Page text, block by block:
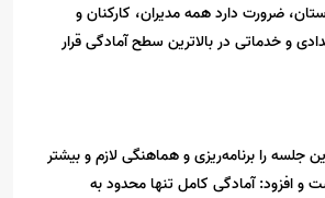
ضرورت دارد همه مدیران، کارکنان و
و خدماتی در بالاترین سطح آمادگی قرار
را برنامه‌ریزی و هماهنگی لازم و بیشتر
و افزود: آمادگی کامل تنها محدود به